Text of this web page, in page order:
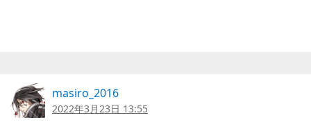
masiro_2016
2022年3月23日 13:55